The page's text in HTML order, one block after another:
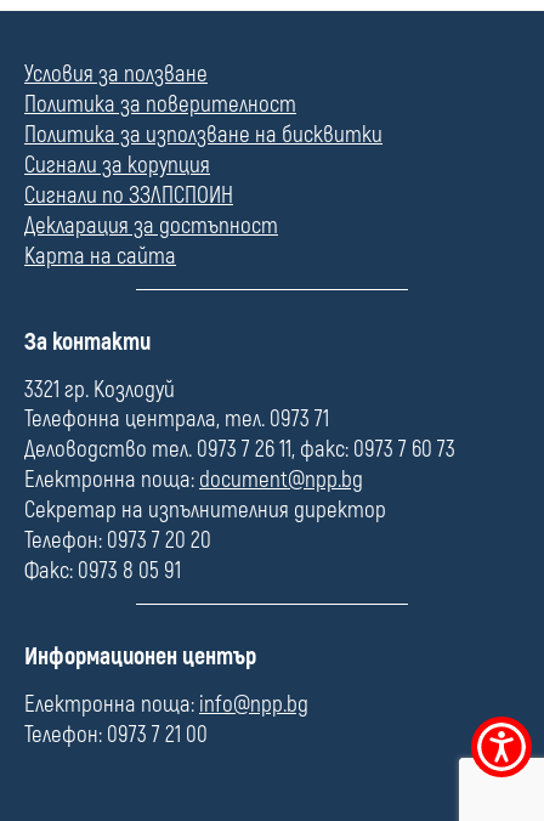
Меню
за
Условия за ползване
Политика за поверителност
Политика за използване на бисквитки
Сигнали за корупция
Сигнали по ЗЗЛПСПОИН
Декларация за достъпност
Карта на сайта
П
л
е
За контакти
3321 гр. Козлодуй
Телефонна централа, тел. 0973 71
Деловодство тел. 0973 7 26 11, факс: 0973 7 60 73
Електронна поща: document@npp.bg
Секретар на изпълнителния директор
Телефон: 0973 7 20 20
Факс: 0973 8 05 91
П
л
е
Информационен център
Електронна поща: info@npp.bg
Телефон: 0973 7 21 00